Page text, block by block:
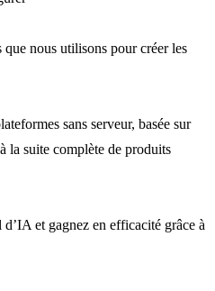
que nous utilisons pour créer les
sans serveur, basée sur
la suite complète de produits
et gagnez en efficacité grâce à